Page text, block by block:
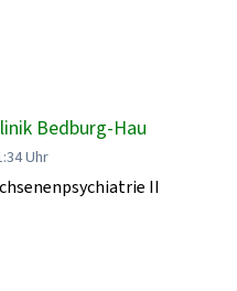
Bedburg-Hau
Uhr
II